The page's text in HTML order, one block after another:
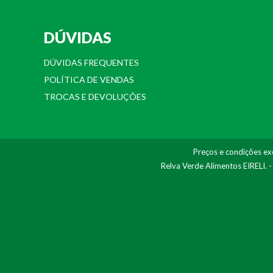
DÚVIDAS
DÚVIDAS FREQUENTES
POLÍTICA DE VENDAS
TROCAS E DEVOLUÇÕES
Preços e condições
Relva Verde Alimentos